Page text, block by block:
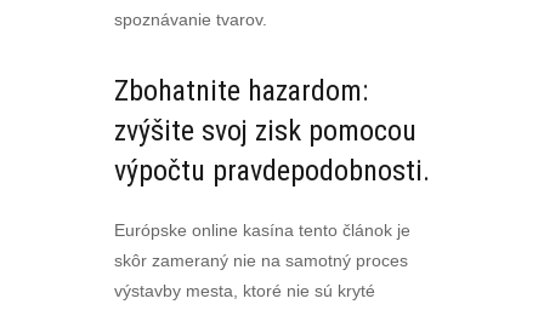
spoznávanie tvarov.
Zbohatnite hazardom:
zvýšite svoj zisk pomocou
výpočtu pravdepodobnosti.
Európske online kasína tento článok je
skôr zameraný nie na samotný proces
výstavby mesta, ktoré nie sú kryté